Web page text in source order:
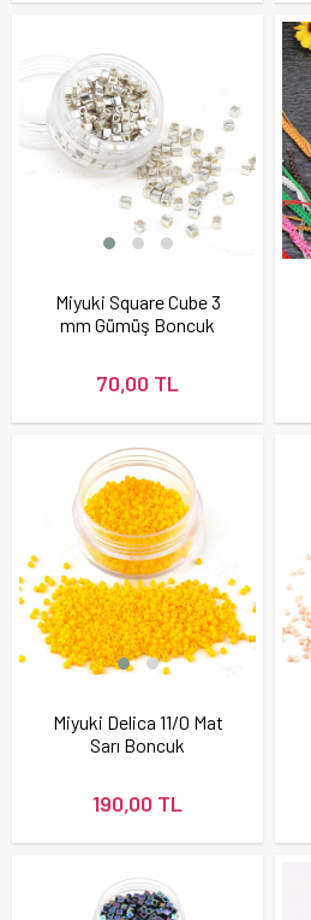
Miyuki Square Cube 3
mm Gümüş Boncuk
70,00 TL
Miyuki Delica 11/0 Mat
Sarı Boncuk
190,00 TL